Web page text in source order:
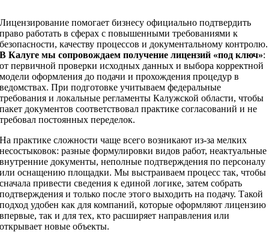
Лицензирование помогает бизнесу официально подтвердить
право работать в сферах с повышенными требованиями к
безопасности, качеству процессов и документальному контролю.
В Калуге мы сопровождаем получение лицензий «под ключ»:
от первичной проверки исходных данных и выбора корректной
модели оформления до подачи и прохождения процедур в
ведомствах. При подготовке учитываем федеральные
требования и локальные регламенты Калужской области, чтобы
пакет документов соответствовал практике согласований и не
требовал постоянных переделок.
На практике сложности чаще всего возникают из‑за мелких
несостыковок: разные формулировки видов работ, неактуальные
внутренние документы, неполные подтверждения по персоналу
или оснащению площадки. Мы выстраиваем процесс так, чтобы
сначала привести сведения к единой логике, затем собрать
подтверждения и только после этого выходить на подачу. Такой
подход удобен как для компаний, которые оформляют лицензию
впервые, так и для тех, кто расширяет направления или
открывает новые объекты.